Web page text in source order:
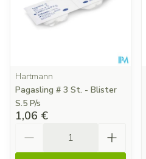
Hartmann
Pagasling # 3 St. - Blister
S.5 P/s
1,06 €